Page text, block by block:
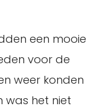
een mooie
voor de
weer konden
het niet